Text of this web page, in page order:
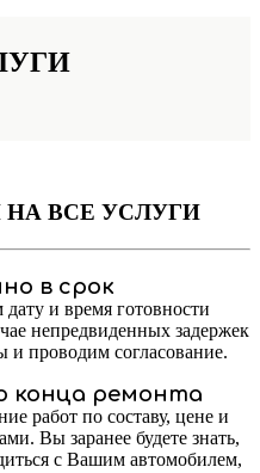
НА ВСЕ УСЛУГИ
в срок
и время готовности
непредвиденных задержек
и проводим согласование.
конца ремонта
работ по составу, цене и
Вы заранее будете знать,
с Вашим автомобилем,